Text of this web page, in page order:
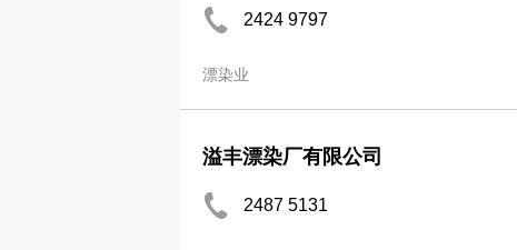
2424 9797
漂染业
溢丰漂染厂有限公司
2487 5131